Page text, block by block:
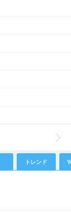
トレンド